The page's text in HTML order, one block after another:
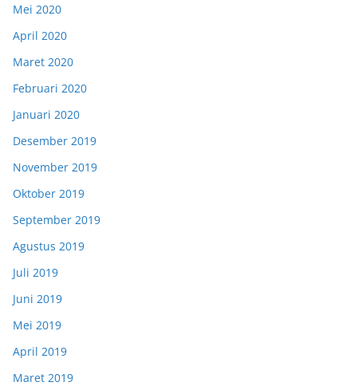
Mei 2020
April 2020
Maret 2020
Februari 2020
Januari 2020
Desember 2019
November 2019
Oktober 2019
September 2019
Agustus 2019
Juli 2019
Juni 2019
Mei 2019
April 2019
Maret 2019